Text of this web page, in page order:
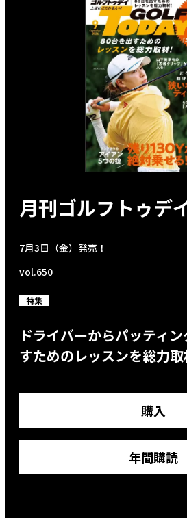
月刊ゴルフトゥデ
7月3日（金）発売！
vol.650
特集
ドライバーからパッティ
すためのレッスンを総力取
購入
年間購読